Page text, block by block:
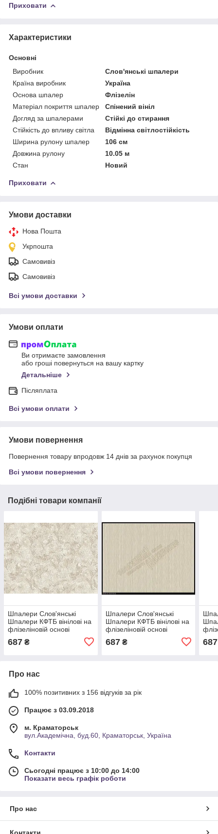
Приховати
Характеристики
Основні
Виробник
Слов'янські шпалери
Країна виробник
Україна
Основа шпалер
Флізелін
Матеріал покриття шпалер
Спінений вініл
Догляд за шпалерами
Стійкі до стирання
Стійкість до впливу світла
Відмінна світлостійкість
Ширина рулону шпалер
106 см
Довжина рулону
10.05 м
Стан
Новий
Приховати
Умови доставки
Нова Пошта
Укрпошта
Самовивіз
Самовивіз
Всі умови доставки
Умови оплати
Ви отримаєте замовлення
або гроші повернуться на вашу картку
Детальніше
Післяплата
Всі умови оплати
Умови повернення
Повернення товару впродовж 14 днів за рахунок покупця
Всі умови повернення
Подібні товари компанії
Шпалери Слов'янські
Шпалери КФТБ вінілові на
флізеліновій основі
10м*1,06 9В109 Нурата 2
3692-02
687 ₴
Шпалери Слов'янські
Шпалери КФТБ вінілові на
флізеліновій основі
Сантолина 2 3618-02
687₴ 687
Про нас
100% позитивних з 156 відгуків за рік
Працює з 03.09.2018
м. Краматорськ
вул.Академічна, буд.60, Краматорськ, Україна
Контакти
Сьогодні працює з 10:00 до 14:00
Показати весь графік роботи
Про нас